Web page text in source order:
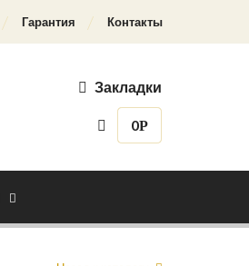
Гарантия Контакты
Закладки
0Р